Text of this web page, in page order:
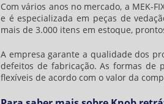
Com vários anos no mercado, a MEK-
e é especializada em peças de
mais de 3.000 itens em estoque,
A empresa garante a qualidade dos
defeitos de fabricação. As formas de
flexíveis de acordo com o valor da